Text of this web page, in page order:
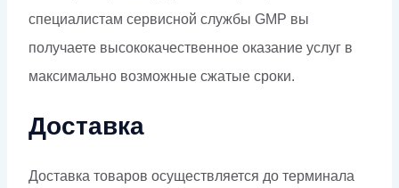
специалистам сервисной службы GMP вы
получаете высококачественное оказание услуг в
максимально возможные сжатые сроки.
Доставка
Доставка товаров осуществляется до терминала